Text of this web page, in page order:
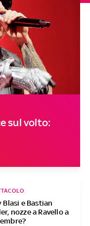
sul volto:
Blasi e Bastian
nozze a Ravello a